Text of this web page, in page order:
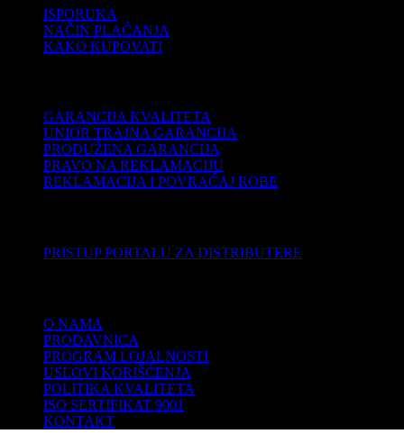
ISPORUKA
NAČIN PLAĆANJA
KAKO KUPOVATI
GARANCIJA KVALITETA
UNIOR TRAJNA GARANCIJA
PRODUŽENA GARANCIJA
PRAVO NA REKLAMACIJU
REKLAMACIJA I POVRAĆAJ ROBE
PRISTUP PORTALU ZA DISTRIBUTERE
O NAMA
PRODAVNICA
PROGRAM LOJALNOSTI
USLOVI KORIŠĆENJA
POLITIKA KVALITETA
ISO SERTIFIKAT 9001
KONTAKT